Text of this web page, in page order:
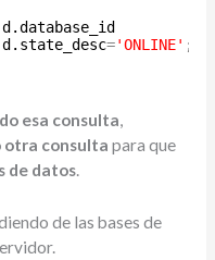
d .database_id
d . state_desc='ONLINE' ;
esa consulta,
otra consulta para que
de datos.
de las bases de